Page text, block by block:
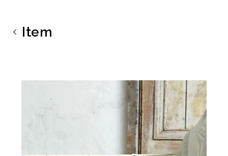
テーブル
照明
ファブリック
その他
Item